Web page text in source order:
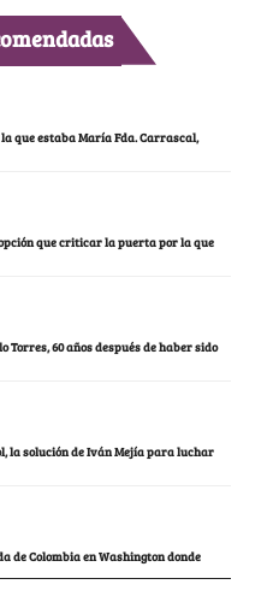
que estaba María Fda. Carrascal,
que criticar la puerta por la que
60 años después de haber sido
la solución de Iván Mejía para luchar
de Colombia en Washington donde